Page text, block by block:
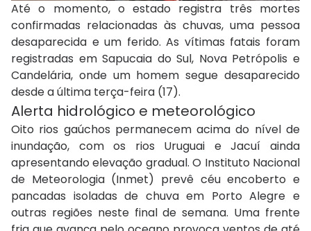
Até o momento, o estado registra três mortes
confirmadas relacionadas às chuvas, uma pessoa
desaparecida e um ferido. As vítimas fatais foram
registradas em Sapucaia do Sul, Nova Petrópolis e
Candelária, onde um homem segue desaparecido
desde a última terça-feira (17).
Alerta hidrológico e meteorológico
Oito rios gaúchos permanecem acima do nível de
inundação, com os rios Uruguai e Jacuí ainda
apresentando elevação gradual. O Instituto Nacional
de Meteorologia (Inmet) prevê céu encoberto e
pancadas isoladas de chuva em Porto Alegre e
outras regiões neste final de semana. Uma frente